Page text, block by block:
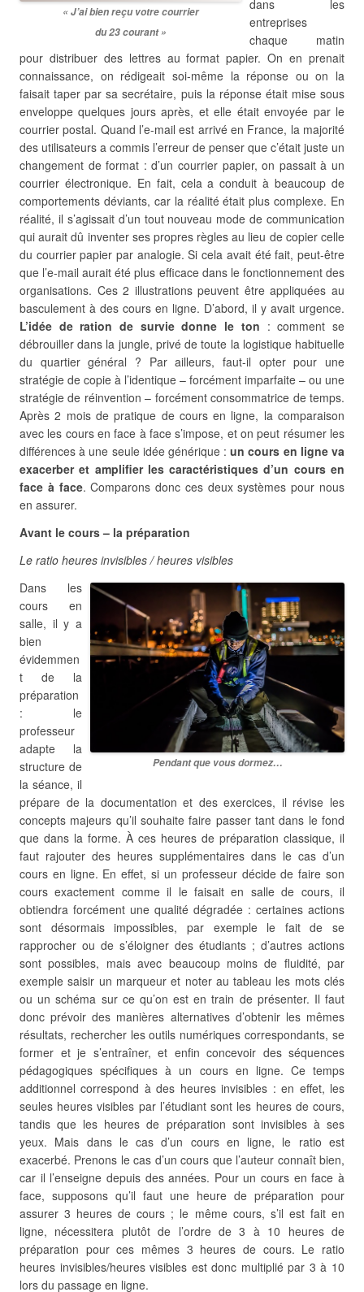
« J’ai bien reçu votre courrier
du 23 courant »
dans les
entreprises
chaque matin
pour distribuer des lettres au format papier. On en prenait
connaissance, on rédigeait soi-même la réponse ou on la
faisait taper par sa secrétaire, puis la réponse était mise sous
enveloppe quelques jours après, et elle était envoyée par le
courrier postal. Quand l’e-mail est arrivé en France, la majorité
des utilisateurs a commis l’erreur de penser que c’était juste un
changement de format : d’un courrier papier, on passait à un
courrier électronique. En fait, cela a conduit à beaucoup de
comportements déviants, car la réalité était plus complexe. En
réalité, il s’agissait d’un tout nouveau mode de communication
qui aurait dû inventer ses propres règles au lieu de copier celle
du courrier papier par analogie. Si cela avait été fait, peut-être
que l’e-mail aurait été plus efficace dans le fonctionnement des
organisations. Ces 2 illustrations peuvent être appliquées au
basculement à des cours en ligne. D’abord, il y avait urgence.
L’idée de ration de survie donne le ton : comment se
débrouiller dans la jungle, privé de toute la logistique habituelle
du quartier général ? Par ailleurs, faut-il opter pour une
stratégie de copie à l’identique – forcément imparfaite – ou une
stratégie de réinvention – forcément consommatrice de temps.
Après 2 mois de pratique de cours en ligne, la comparaison
avec les cours en face à face s’impose, et on peut résumer les
différences à une seule idée générique :un cours en ligne va
exacerber et amplifier les caractéristiques d’un cours en
face à face. Comparons donc ces deux systèmes pour nous
en assurer.
Avant le cours – la préparation
Le ratio heures invisibles / heures visibles
Pendant que vous dormez…
Dans les
cours en
salle, il y a
bien
évidemmen
t de la
préparation
: le
professeur
adapte la
structure de
la séance, il
prépare de la documentation et des exercices, il révise les
concepts majeurs qu’il souhaite faire passer tant dans le fond
que dans la forme. À ces heures de préparation classique, il
faut rajouter des heures supplémentaires dans le cas d’un
cours en ligne. En effet, si un professeur décide de faire son
cours exactement comme il le faisait en salle de cours, il
obtiendra forcément une qualité dégradée : certaines actions
sont désormais impossibles, par exemple le fait de se
rapprocher ou de s’éloigner des étudiants ; d’autres actions
sont possibles, mais avec beaucoup moins de fluidité, par
exemple saisir un marqueur et noter au tableau les mots clés
ou un schéma sur ce qu’on est en train de présenter. Il faut
donc prévoir des manières alternatives d’obtenir les mêmes
résultats, rechercher les outils numériques correspondants, se
former et je s’entraîner, et enfin concevoir des séquences
pédagogiques spécifiques à un cours en ligne. Ce temps
additionnel correspond à des heures invisibles : en effet, les
seules heures visibles par l’étudiant sont les heures de cours,
tandis que les heures de préparation sont invisibles à ses
yeux. Mais dans le cas d’un cours en ligne, le ratio est
exacerbé. Prenons le cas d’un cours que l’auteur connaît bien,
car il l’enseigne depuis des années. Pour un cours en face à
face, supposons qu’il faut une heure de préparation pour
assurer 3 heures de cours ; le même cours, s’il est fait en
ligne, nécessitera plutôt de l’ordre de 3 à 10 heures de
préparation pour ces mêmes 3 heures de cours. Le ratio
heures invisibles/heures visibles est donc multiplié par 3 à 10
lors du passage en ligne.